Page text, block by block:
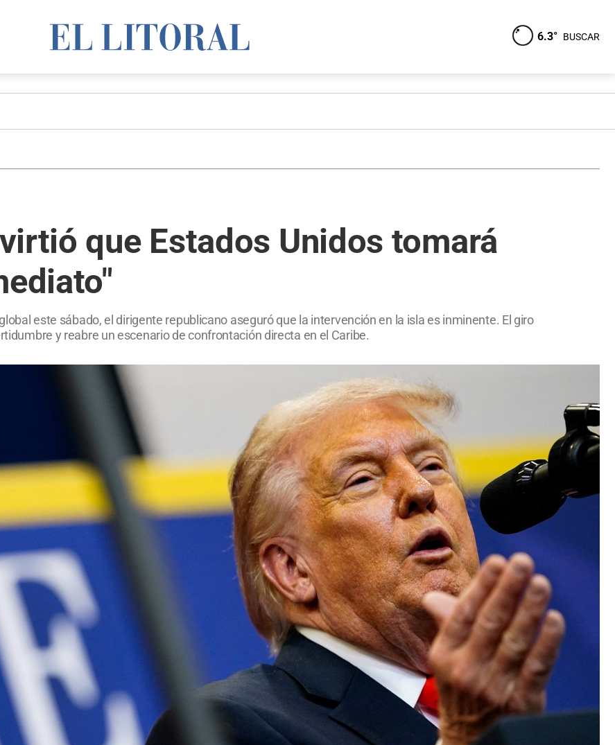
6.3° BUSCAR
que Estados Unidos tomará
este sábado, el dirigente republicano aseguró que la intervención en la isla es inminente. El giro
y reabre un escenario de confrontación directa en el Caribe.